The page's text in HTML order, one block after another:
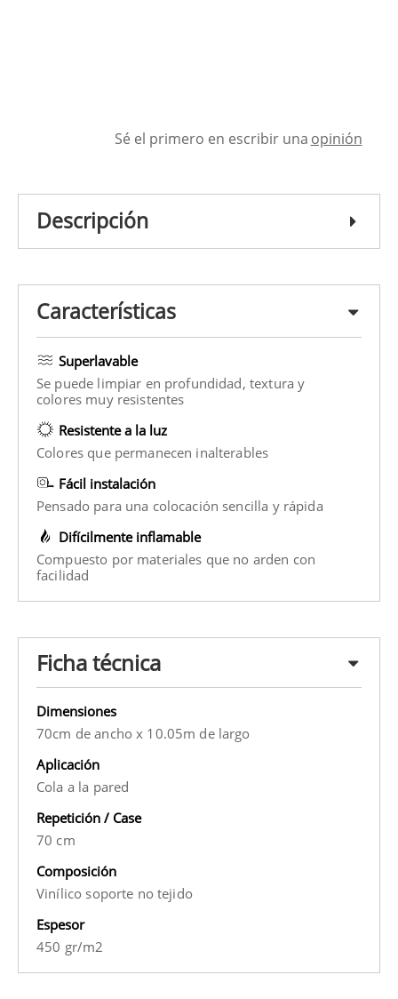
Sé el primero en escribir una opinión
Descripción
Características
Superlavable
Se puede limpiar en profundidad, textura y
colores muy resistentes
Resistente a la luz
Colores que permanecen inalterables
Fácil instalación
Pensado para una colocación sencilla y rápida
Difícilmente inflamable
Compuesto por materiales que no arden con
facilidad
Ficha técnica
Dimensiones
70cm de ancho x 10.05m de largo
Aplicación
Cola a la pared
Repetición / Case
70 cm
Composición
Vinílico soporte no tejido
Espesor
450 gr/m2